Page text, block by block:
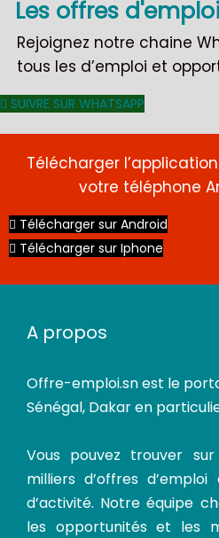
Les offres
Rejoignez notre chaine
tous les d’emploi et
SUIVRE SUR WHATSAPP
Télécharger
votre téléphone
Télécharger sur Android
Télécharger sur Iphone
A propos
Offre-emploi.snest le
Sénégal, Dakar en
Vous pouvez trouver
milliers d’offres
d’activité. Notre équipe
les opportunités et les